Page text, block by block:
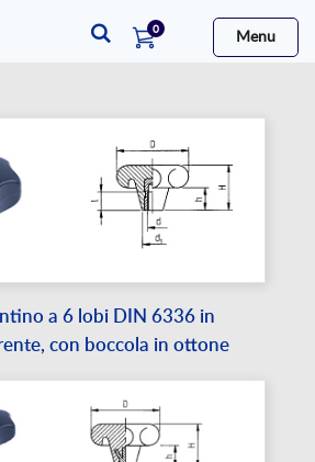
0elementi
Menu
a 6 lobi DIN 6336 in
con boccola in ottone